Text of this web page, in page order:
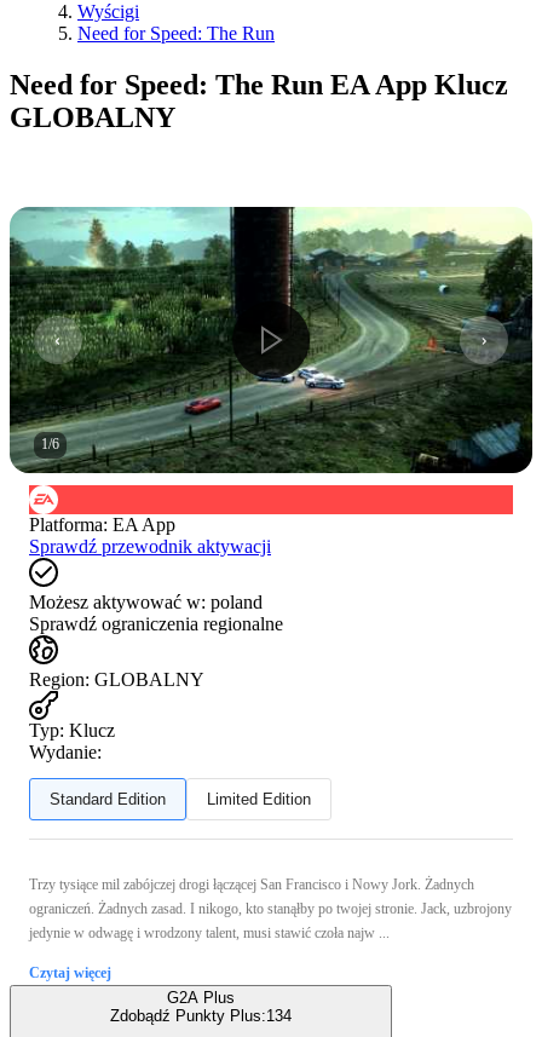
Wyścigi
Need for Speed: The Run
Need for Speed: The Run EA App Klucz
GLOBALNY
1/6
Platforma: EA App
Sprawdź przewodnik aktywacji
Możesz aktywować w: poland
Sprawdź ograniczenia regionalne
Region: GLOBALNY
Typ: Klucz
Wydanie:
Standard Edition Limited Edition
Trzy tysiące mil zabójczej drogi łączącej San Francisco i Nowy Jork. Żadnych
ograniczeń. Żadnych zasad. I nikogo, kto stanąłby po twojej stronie. Jack, uzbrojony
jedynie w odwagę i wrodzony talent, musi stawić czoła najw ...
Czytaj więcej
G2A Plus
Zdobądź Punkty Plus:134